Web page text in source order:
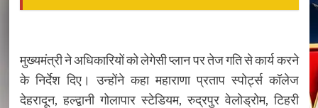
मुख्यमंत्री ने अधिकारियों को लेगेसी प्लान पर तेज गति से कार्य करने
के निर्देश दिए। उन्होंने कहा महाराणा प्रताप स्पोर्ट्स कॉलेज
देहरादून, हल्द्वानी गोलापार स्टेडियम, रुद्रपुर वेलोड्रोम, टिहरी